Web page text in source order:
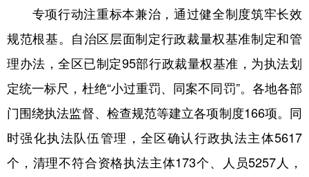
专项行动注重标本兼治，通过健全制度筑牢长效
规范根基。自治区层面制定行政裁量权基准制定和管
理办法，全区已制定95部行政裁量权基准，为执法划
定统一标尺，杜绝“小过重罚、同案不同罚”。各地各部
门围绕执法监督、检查规范等建立各项制度166项。同
时强化执法队伍管理，全区确认行政执法主体5617
个，清理不符合资格执法主体173个、人员5257人，